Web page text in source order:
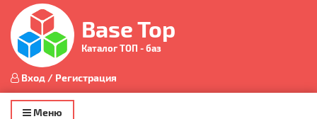
Base Top
Каталог ТОП - баз
Вход / Регистрация
ToggleМеню